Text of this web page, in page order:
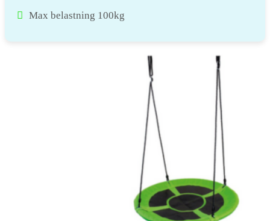
Max belastning 100kg